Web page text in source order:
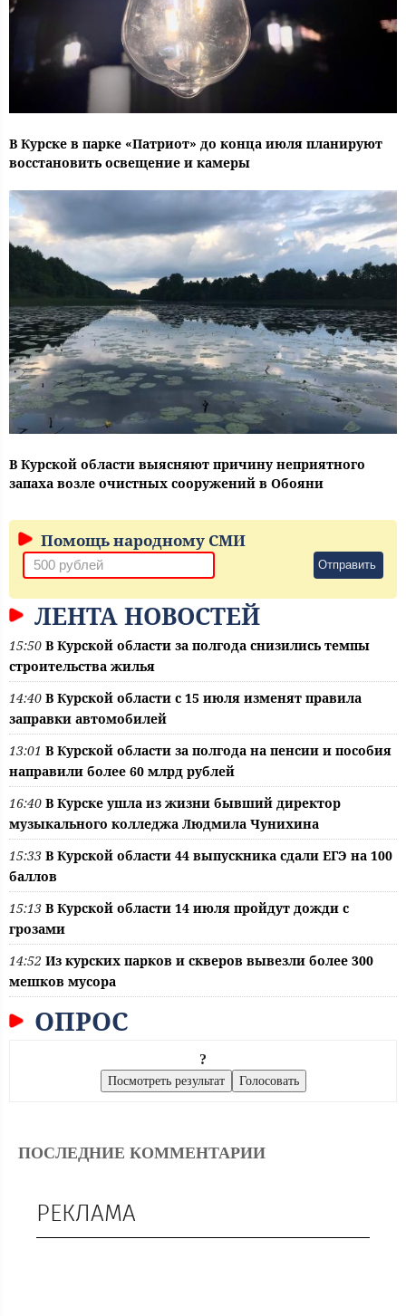
В Курске в парке «Патриот» до конца июля планируют
восстановить освещение и камеры
В Курской области выясняют причину неприятного
запаха возле очистных сооружений в Обояни
Помощь народному СМИ
Отправить
ЛЕНТА НОВОСТЕЙ
15:50 В Курской области за полгода снизились темпы
строительства жилья
14:40 В Курской области с 15 июля изменят правила
заправки автомобилей
13:01 В Курской области за полгода на пенсии и пособия
направили более 60 млрд рублей
16:40 В Курске ушла из жизни бывший директор
музыкального колледжа Людмила Чунихина
15:33 В Курской области 44 выпускника сдали ЕГЭ на 100
баллов
15:13 В Курской области 14 июля пройдут дожди с
грозами
14:52 Из курских парков и скверов вывезли более 300
мешков мусора
ОПРОС
?
ПОСЛЕДНИЕ КОММЕНТАРИИ
РЕКЛАМА